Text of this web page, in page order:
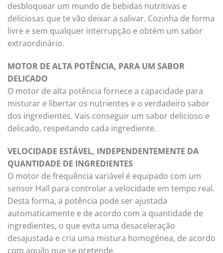
desbloquear um mundo de bebidas nutritivas e
deliciosas que te vão deixar a salivar. Cozinha de forma
livre e sem qualquer interrupção e obtém um sabor
extraordinário.
MOTOR DE ALTA POTÊNCIA, PARA UM SABOR
DELICADO
O motor de alta potência fornece a capacidade para
misturar e libertar os nutrientes e o verdadeiro sabor
dos ingredientes. Vais conseguir um sabor delicioso e
delicado, respeitando cada ingrediente.
VELOCIDADE ESTÁVEL, INDEPENDENTEMENTE DA
QUANTIDADE DE INGREDIENTES
O motor de frequência variável é equipado com um
sensor Hall para controlar a velocidade em tempo real.
Desta forma, a potência pode ser ajustada
automaticamente e de acordo com a quantidade de
ingredientes, o que evita uma desaceleração
desajustada e cria uma mistura homogénea, de acordo
com aquilo que se pretende.